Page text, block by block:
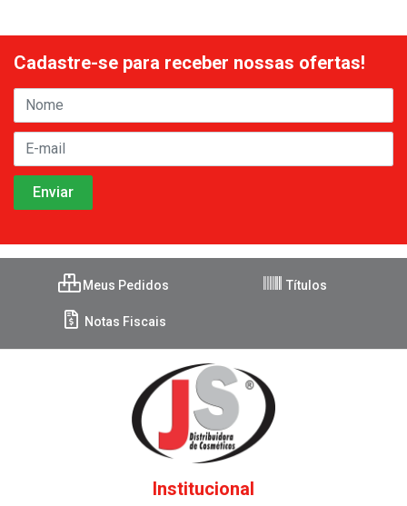
Cadastre-se para receber nossas ofertas!
Meus Pedidos Títulos
Notas Fiscais
Institucional